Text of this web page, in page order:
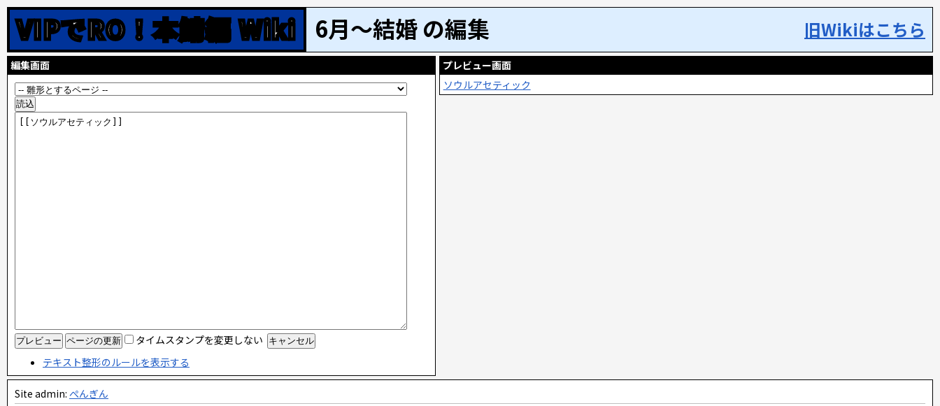
VIPでRO！本鯖編 Wiki 6月～結婚 の編集 旧Wikiはこちら
編集画面
タイムスタンプを変更しない
テキスト整形のルールを表示する
プレビュー画面
ソウルアセティック
Site admin: ぺんぎん